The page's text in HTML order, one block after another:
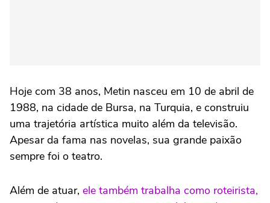
Hoje com 38 anos, Metin nasceu em 10 de abril de
1988, na cidade de Bursa, na Turquia, e construiu
uma trajetória artística muito além da televisão.
Apesar da fama nas novelas, sua grande paixão
sempre foi o teatro.
Além de atuar, ele também trabalha como roteirista,